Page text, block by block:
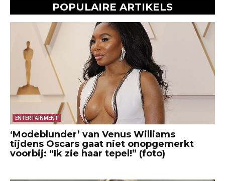
POPULAIRE ARTIKELS
ENTERTAINMENT
‘Modeblunder’ van Venus Williams
tijdens Oscars gaat niet onopgemerkt
voorbij: “Ik zie haar tepel!” (foto)